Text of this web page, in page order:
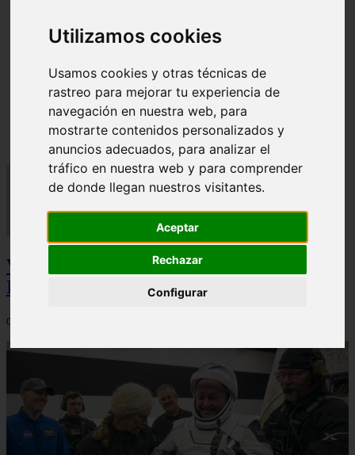
Utilizamos cookies
Usamos cookies y otras técnicas de
rastreo para mejorar tu experiencia de
navegación en nuestra web, para
mostrarte contenidos personalizados y
anuncios adecuados, para analizar el
tráfico en nuestra web y para comprender
de donde llegan nuestros visitantes.
Aceptar
Rechazar
Configurar
En África harán lo que parecía imposible: Utilizarán
moléculas de agua para cocinar sus alimentos
Video Advertencias desde la cúspide de la
IA: Hinton y el posible colapso social
06/03/2026